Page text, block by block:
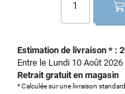
Estimation de livraison * :
Entre le Lundi 10 Août
Retrait gratuit en magasin
* Calculée sur une livraison